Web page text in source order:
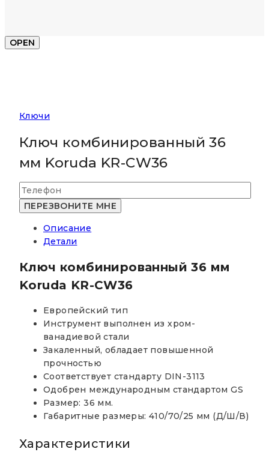
OPEN
Ключи
Ключ комбинированный 36
мм Koruda KR-CW36
Описание
Детали
Ключ комбинированный 36 мм
Koruda KR-CW36
Европейский тип
Инструмент выполнен из хром-
ванадиевой стали
Закаленный, обладает повышенной
прочностью
Соответствует стандарту DIN-3113
Одобрен международным стандартом GS
Размер: 36 мм.
Габаритные размеры: 410/70/25 мм (Д/Ш/В)
Характеристики